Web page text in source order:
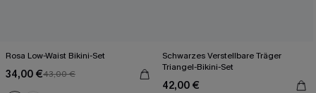
Rosa Low-Waist Bikini-Set
34,00 €43,00 €
Schwarzes Verstellbare Träger
Triangel-Bikini-Set
42,00 €